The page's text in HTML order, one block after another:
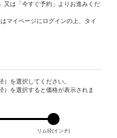
又は「今すぐ予約」よりお進みくだ
マイページにログインの上、タイ
を選択してください。
）を選択すると価格が表示されま
リム径(インチ)